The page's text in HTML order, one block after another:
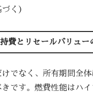
く）
費とリセールバリュー
でなく、所有期間全
です。燃費性能はハ